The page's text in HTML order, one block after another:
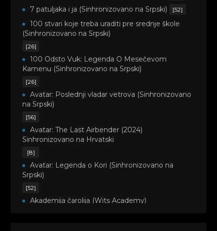
7 patuljaka i ja (Sinhronizovano na Srpski) [52]
100 stvari koje treba uraditi pre srednje škole
(Sinhronizovano na Srpski)
[26]
100 Odsto Vuk: Legenda O Mesečevom
Kamenu (Sinhronizovano na Srpski)
[26]
Avatar: Poslednji vladar vetrova (Sinhronizovano
na Srpski)
[56]
Avatar: The Last Airbender (2024)
Sinhronizovano na Hrvatski
[8]
Avatar: Legenda o Kori (Sinhronizovano na
Srpski)
[52]
Akademija čarolija (Wits Academy)